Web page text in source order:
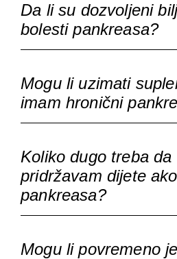
Da li su dozvoljeni
bolesti pankreasa?
Mogu li uzimati
imam hronični
Koliko dugo treba da
pridržavam dijete
pankreasa?
Mogu li povremeno